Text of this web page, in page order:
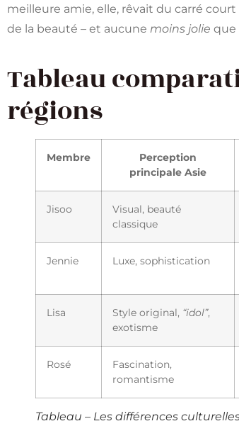
meilleure amie, elle, rêvait du carré
de la beauté – et aucune moins jolie que
Tableau
régions
Membre
Perception
principale Asie
Jisoo
Visual, beauté
classique
Jennie Luxe, sophistication
Lisa Style original, “idol”,
exotisme
Rosé
Fascination,
romantisme
Tableau – Les différences